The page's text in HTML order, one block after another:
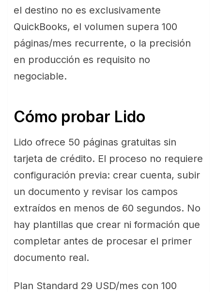
el destino no es exclusivamente
QuickBooks, el volumen supera 100
páginas/mes recurrente, o la precisión
en producción es requisito no
negociable.
Cómo probar Lido
Lido ofrece 50 páginas gratuitas sin
tarjeta de crédito. El proceso no requiere
configuración previa: crear cuenta, subir
un documento y revisar los campos
extraídos en menos de 60 segundos. No
hay plantillas que crear ni formación que
completar antes de procesar el primer
documento real.
Plan Standard 29 USD/mes con 100